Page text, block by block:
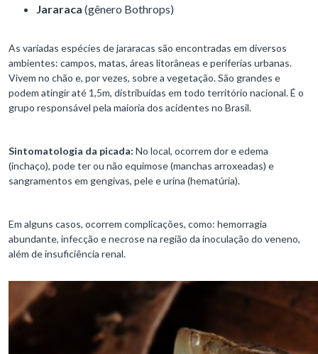
Jararaca (gênero Bothrops)
As variadas espécies de jararacas são encontradas em diversos
ambientes: campos, matas, áreas litorâneas e periferias urbanas.
Vivem no chão e, por vezes, sobre a vegetação. São grandes e
podem atingir até 1,5m, distribuídas em todo território nacional. É o
grupo responsável pela maioria dos acidentes no Brasil.
Sintomatologia da picada: No local, ocorrem dor e edema
(inchaço), pode ter ou não equimose (manchas arroxeadas) e
sangramentos em gengivas, pele e urina (hematúria).
Em alguns casos, ocorrem complicações, como: hemorragia
abundante, infecção e necrose na região da inoculação do veneno,
além de insuficiência renal.